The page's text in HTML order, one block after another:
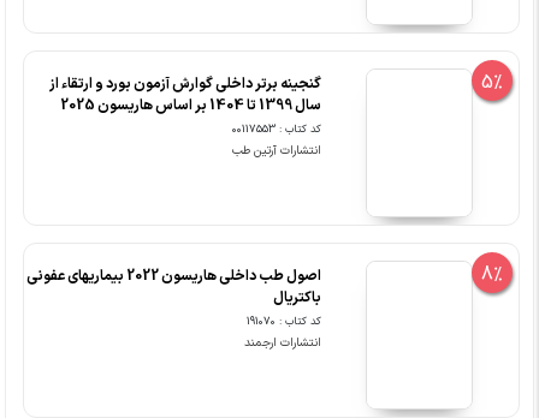
5%
گنجینه برتر داخلی گوارش آزمون بورد و ارتقاء از
سال 1399 تا 1404 بر اساس هاریسون 2025
کد کتاب : 00117553
انتشارات آرتین طب
8%
اصول طب داخلی هاریسون 2022 بیماریهای عفونی
باکتریال
کد کتاب : 191070
انتشارات ارجمند